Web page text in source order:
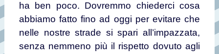
ha ben poco. Dovremmo chiederci cosa
abbiamo fatto fino ad oggi per evitare che
nelle nostre strade si spari all’impazzata,
senza nemmeno più il rispetto dovuto agli